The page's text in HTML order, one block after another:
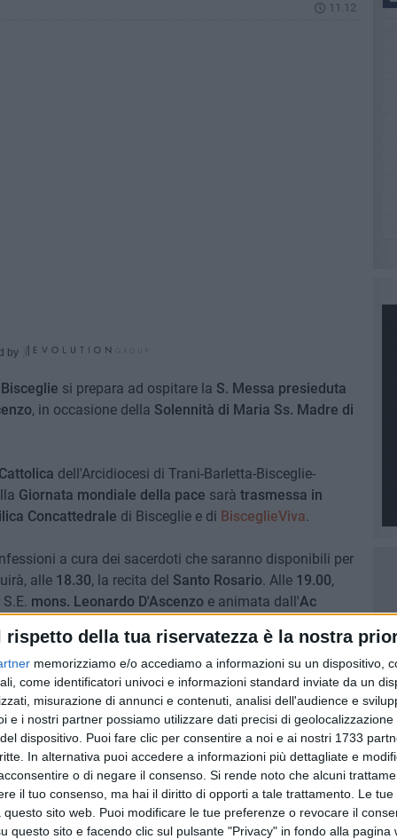
rispetto della tua riservatezza è la nostra
memorizziamo e/o accediamo a informazioni su un dispositivo,
come identificatori univoci e informazioni standard inviate da un
misurazione di annunci e contenuti, analisi dell'audience e
e i nostri partner possiamo utilizzare dati precisi di
dispositivo. Puoi fare clic per consentire a noi e ai nostri 1733
In alternativa puoi accedere a informazioni più dettagliate e
o di negare il consenso. Si rende noto che alcuni
il tuo consenso, ma hai il diritto di opporti a tale trattamento. Le
sito web. Puoi modificare le tue preferenze o revocare il
questo sito e facendo clic sul pulsante "Privacy" in fondo alla pagina
11.12
by
Bisceglie si prepara ad ospitare la S. Messa presieduta
, in occasione della Solennità di Maria Ss. Madre di
dell'Arcidiocesi di Trani-Barletta-Bisceglie-
Giornata mondiale della pace sarà trasmessa in
Concattedrale di Bisceglie e di BisceglieViva.
a cura dei sacerdoti che saranno disponibili per
alle 18.30, la recita del Santo Rosario. Alle 19.00,
mons. Leonardo D'Ascenzoe animata dall'Ac
saràChiesa giubilare(come raccontato da
alla S. Messasarà possibilelucrare
BISCEGLIE BASILICA CONCATTEDRALE
7 AGOSTO 2026
Festa patronale, il programma
completo di venerdì 7 agosto